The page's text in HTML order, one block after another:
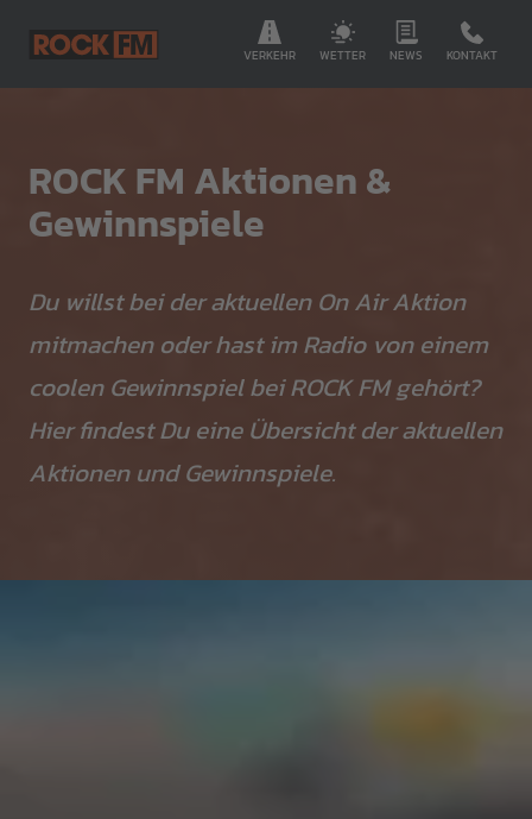
VERKEHR WETTER NEWS KONTAKT
ROCK FM Aktionen &
Gewinnspiele
Du willst bei der aktuellen On Air Aktion
mitmachen oder hast im Radio von einem
coolen Gewinnspiel bei ROCK FM gehört?
Hier findest Du eine Übersicht der aktuellen
Aktionen und Gewinnspiele.